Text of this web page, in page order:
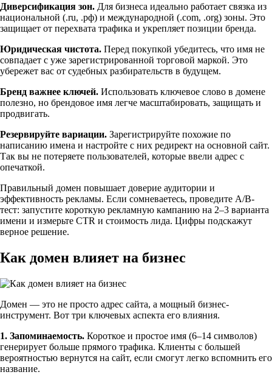
Диверсификация зон. Для бизнеса идеально работает связка из
национальной (.ru, .рф) и международной (.com, .org) зоны. Это
защищает от перехвата трафика и укрепляет позиции бренда.
Юридическая чистота. Перед покупкой убедитесь, что имя не
совпадает с уже зарегистрированной торговой маркой. Это
убережет вас от судебных разбирательств в будущем.
Бренд важнее ключей. Использовать ключевое слово в домене
полезно, но брендовое имя легче масштабировать, защищать и
продвигать.
Резервируйте вариации. Зарегистрируйте похожие по
написанию имена и настройте с них редирект на основной сайт.
Так вы не потеряете пользователей, которые ввели адрес с
опечаткой.
Правильный домен повышает доверие аудитории и
эффективность рекламы. Если сомневаетесь, проведите A/B-
тест: запустите короткую рекламную кампанию на 2–3 варианта
имени и измерьте CTR и стоимость лида. Цифры подскажут
верное решение.
Как домен влияет на бизнес
Домен — это не просто адрес сайта, а мощный бизнес-
инструмент. Вот три ключевых аспекта его влияния.
1. Запоминаемость. Короткое и простое имя (6–14 символов)
генерирует больше прямого трафика. Клиенты с большей
вероятностью вернутся на сайт, если смогут легко вспомнить его
название.